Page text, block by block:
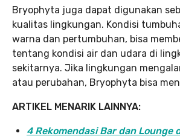
Bryophyta juga dapat digunakan
kualitas lingkungan. Kondisi
warna dan pertumbuhan, bisa
tentang kondisi air dan udara di
sekitarnya. Jika lingkungan
atau perubahan, Bryophyta bisa
ARTIKEL MENARIK LAINNYA:
4 Rekomendasi Bar dan Lounge